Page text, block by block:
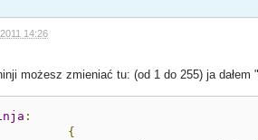
14:26
możesz zmieniać tu: (od 1 do 255) ja dałem
:
{